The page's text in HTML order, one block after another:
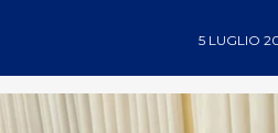
5 LUGLIO